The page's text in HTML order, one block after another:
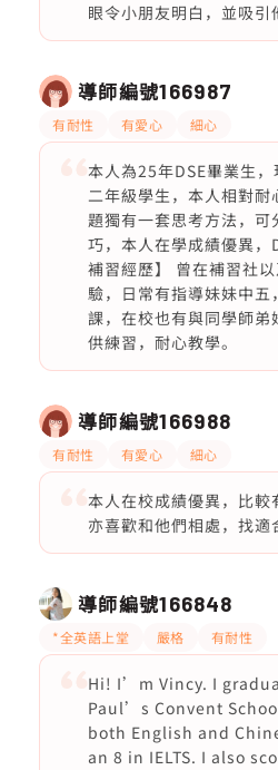
眼令小朋友明白，並吸引
導師編號166987
有耐性 有愛心 細心
本人為25年DSE畢業生
二年級學生，本人相對耐
題獨有一套思考方法，可
巧，本人在學成績優異，
補習經歷】 曾在補習社
驗，日常有指導妹妹中五
課，在校也有與同學師弟
供練習，耐心教學。
導師編號166988
有耐性 有愛心 細心
本人在校成績優異，比較
亦喜歡和他們相處，找適
導師編號166848
*全英語上堂 嚴格 有耐性
Hi! I’m Vincy. I
Paul’s Convent
both English and
an 8 in IELTS. I also